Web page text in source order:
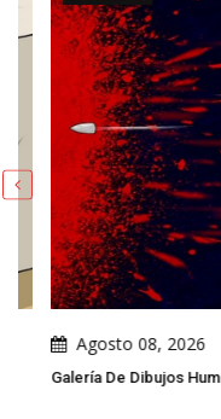
Agosto 08, 2026
Galería De Dibujos